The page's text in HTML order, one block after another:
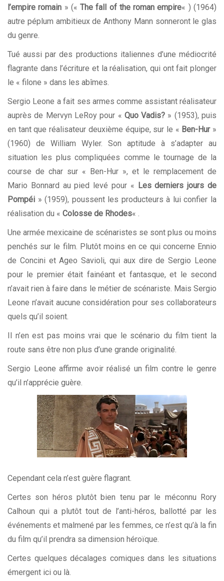
l’empire romain » («The fall of the roman empire« ) (1964)
autre péplum ambitieux de Anthony Mann sonneront le glas
du genre.
Tué aussi par des productions italiennes d’une médiocrité
flagrante dans l’écriture et la réalisation, qui ont fait plonger
le « filone » dans les abîmes.
Sergio Leone a fait ses armes comme assistant réalisateur
auprès de Mervyn LeRoy pour « Quo Vadis? » (1953), puis
en tant que réalisateur deuxième équipe, sur le « Ben-Hur»
(1960) de William Wyler. Son aptitude à s’adapter au
situation les plus compliquées comme le tournage de la
course de char sur « Ben-Hur », et le remplacement de
Mario Bonnard au pied levé pour « Les derniers jours de
Pompéi » (1959), poussent les producteurs à lui confier la
réalisation du « Colosse de Rhodes« .
Une armée mexicaine de scénaristes se sont plus ou moins
penchés sur le film. Plutôt moins en ce qui concerne Ennio
de Concini et Ageo Savioli, qui aux dire de Sergio Leone
pour le premier était fainéant et fantasque, et le second
n’avait rien à faire dans le métier de scénariste. Mais Sergio
Leone n’avait aucune considération pour ses collaborateurs
quels qu’il soient.
Il n’en est pas moins vrai que le scénario du film tient la
route sans être non plus d’une grande originalité.
Sergio Leone affirme avoir réalisé un film contre le genre
qu’il n’apprécie guère.
Cependant cela n’est guère flagrant.
Certes son héros plutôt bien tenu par le méconnu Rory
Calhoun qui a plutôt tout de l’anti-héros, ballotté par les
événements et malmené par les femmes, ce n’est qu’à la fin
du film qu’il prendra sa dimension héroïque.
Certes quelques décalages comiques dans les situations
émergent ici ou là.